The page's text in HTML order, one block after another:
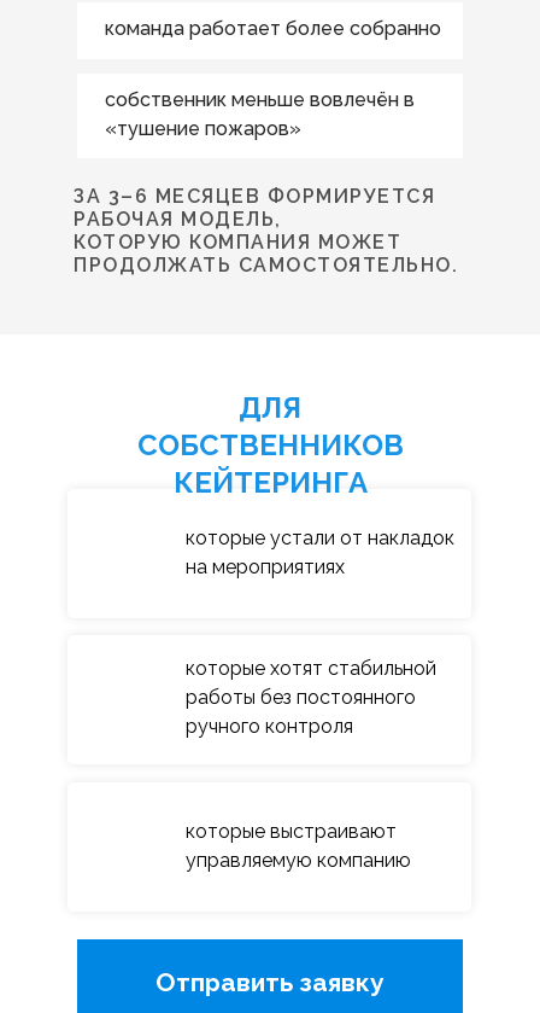
собственник меньше вовлечён в
«тушение пожаров»
команда работает более собранно
ЗА 3–6 МЕСЯЦЕВ ФОРМИРУЕТСЯ
РАБОЧАЯ МОДЕЛЬ,
КОТОРУЮ КОМПАНИЯ МОЖЕТ
ПРОДОЛЖАТЬ САМОСТОЯТЕЛЬНО.
которые устали от накладок
на мероприятиях
ДЛЯ
СОБСТВЕННИКОВ
КЕЙТЕРИНГА
которые хотят стабильной
работы без постоянного
ручного контроля
которые выстраивают
управляемую компанию
Отправить заявку